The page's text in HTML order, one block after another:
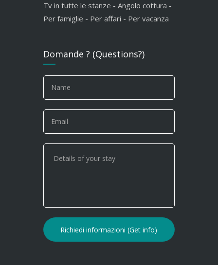
Tv in tutte le stanze - Angolo cottura -
Per famiglie - Per affari - Per vacanza
Domande ? (Questions?)